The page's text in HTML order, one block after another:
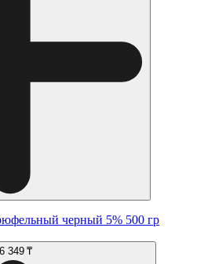
черный 5% 500 гр
349 ₸